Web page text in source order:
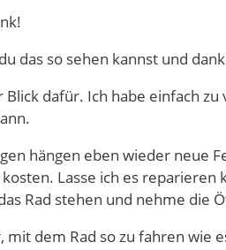
das so sehen kannst und
dafür. Ich habe einfach
hängen eben wieder neue
Lasse ich es
Rad stehen und nehme die
dem Rad so zu fahren wie